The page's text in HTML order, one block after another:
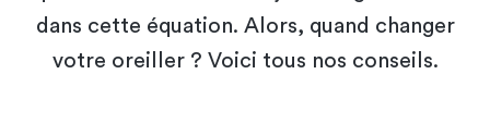
dans cette équation. Alors, quand changer
votre oreiller ? Voici tous nos conseils.